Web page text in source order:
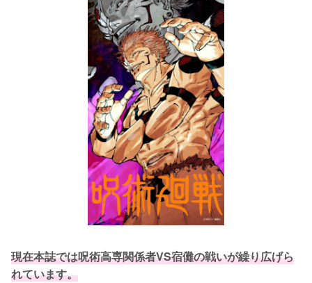
現在本誌では呪術高専関係者VS宿儺の戦いが繰り広げら
れています。